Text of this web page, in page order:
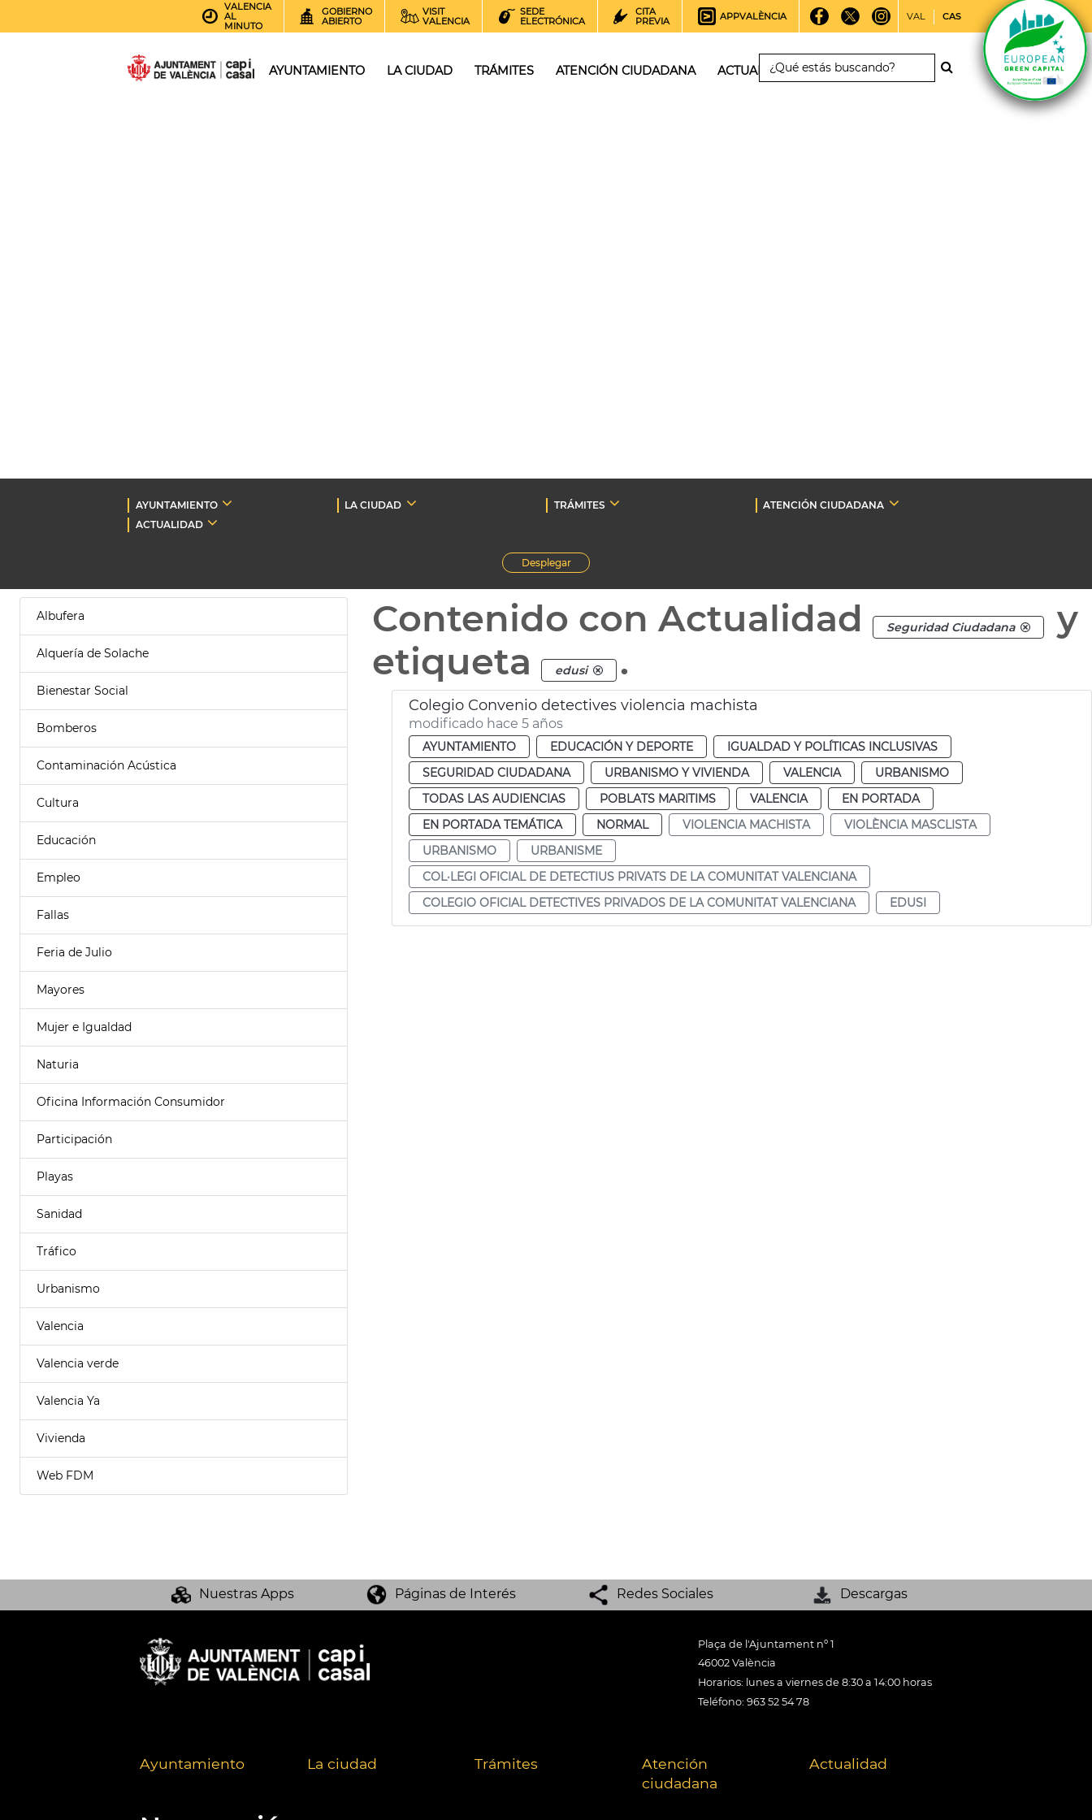
VALENCIA
AL
MINUTO
GOBIERNO
ABIERTO
VISIT
VALENCIA
SEDE
ELECTRÓNICA
CITA
PREVIA
APPVALÈNCIA VAL CAS
AYUNTAMIENTO LA CIUDAD TRÁMITES ATENCIÓN CIUDADANA ACTUALIDAD
AYUNTAMIENTO LA CIUDAD TRÁMITES
ATENCIÓN CIUDADANA
ACTUALIDAD
Desplegar
Albufera
Alquería de Solache
Bienestar Social
Bomberos
Contaminación Acústica
Cultura
Educación
Empleo
Fallas
Feria de Julio
Mayores
Mujer e Igualdad
Naturia
Oficina Información Consumidor
Participación
Playas
Sanidad
Tráfico
Urbanismo
Valencia
Valencia verde
Valencia Ya
Vivienda
Web FDM
Contenido con Actualidad Seguridad Ciudadana
y
etiqueta
edusi .
Colegio Convenio detectives violencia machista
modificado hace 5 años
AYUNTAMIENTO EDUCACIÓN Y DEPORTE
IGUALDAD Y POLÍTICAS INCLUSIVAS
SEGURIDAD CIUDADANA
URBANISMO Y VIVIENDA VALENCIA
URBANISMO
TODAS LAS AUDIENCIAS
POBLATS MARITIMS VALENCIA
EN PORTADA
EN PORTADA TEMÁTICA
NORMAL VIOLENCIA MACHISTA
VIOLÈNCIA MASCLISTA
URBANISMO
URBANISME
COL·LEGI OFICIAL DE DETECTIUS PRIVATS DE LA COMUNITAT VALENCIANA
COLEGIO OFICIAL DETECTIVES PRIVADOS DE LA COMUNITAT VALENCIANA
EDUSI
Nuestras Apps Páginas de Interés Redes Sociales Descargas
Plaça de l'Ajuntament nº 1
46002 València
Horarios: lunes a viernes de 8:30 a 14:00 horas
Teléfono: 963 52 54 78
Ayuntamiento La ciudad Trámites
Atención
ciudadana
Actualidad